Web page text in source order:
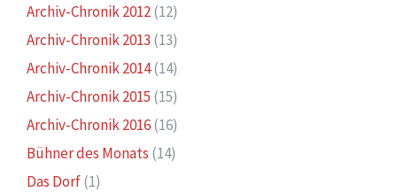
Archiv-Chronik 2012(12)
Archiv-Chronik 2013 (13)
Archiv-Chronik 2014(14)
Archiv-Chronik 2015 (15)
Archiv-Chronik 2016(16)
Bühner des Monats (14)
Das Dorf(1)